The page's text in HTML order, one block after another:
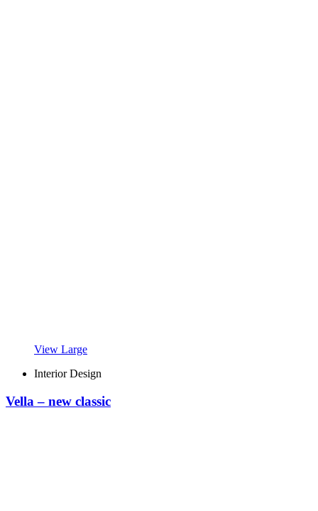
View Large
Interior Design
Vella – new classic